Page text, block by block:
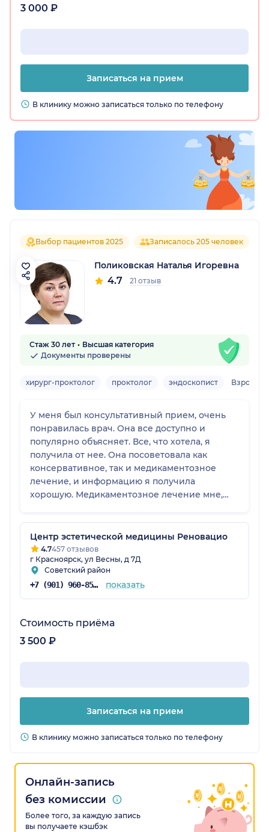
3 000 ₽
Записаться на прием
В клинику можно записаться только по телефону
Выбор пациентов 2025 Записалось 205 человек
Поликовская Наталья Игоревна
4.7 21 отзыв
Стаж 30 лет
Высшая категория
Документы проверены
хирург-проктолог проктолог эндоскопист
У меня был консультативный прием, очень
понравилась врач. Она все доступно и
популярно объясняет. Все, что хотела, я
получила от нее. Она посоветовала как
консервативное, так и медикаментозное
лечение, и информацию я получила
хорошую. Медикаментозное лечение мне,
предупредила, что если не поможет, нужно
будет прибегать к оперативному лечению.
Центр эстетической медицины Реновацио
4.7457 отзывов
г Красноярск, ул Весны, д 7Д
Советский район
+7 (901) 960-85-97 показать
Стоимость приёма
3 500 ₽
Записаться на прием
В клинику можно записаться только по телефону
Онлайн-запись
без комиссии
Более того, за каждую запись
вы получаете кэшбэк